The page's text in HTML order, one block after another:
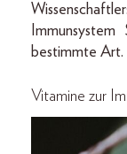
bestimmte Art.
Vitamine zur